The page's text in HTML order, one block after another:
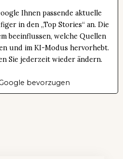
Ihnen passende aktuelle
in den „Top Stories“ an. Die
beeinflussen, welche Quellen
und im KI-Modus hervorhebt.
Sie jederzeit wieder ändern.
bevorzugen